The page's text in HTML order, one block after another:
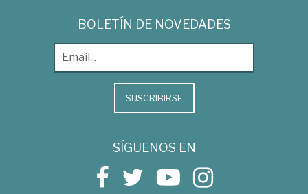
BOLETÍN DE NOVEDADES
SUSCRIBIRSE
SÍGUENOS EN